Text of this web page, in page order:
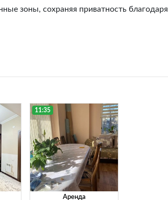
зоны, сохраняя приватность благодаря
11:35
Аренда